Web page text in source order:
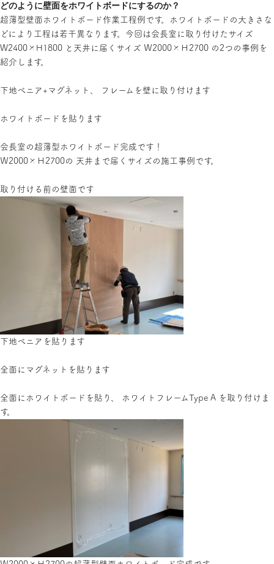
どのように壁面をホワイトボードにするのか？
超薄型壁面ホワイトボード作業工程例です。ホワイトボードの大きさな
どにより工程は若干異なります。今回は会長室に取り付けたサイズ
W2400×H1800 と天井に届くサイズ Ｗ2000×Ｈ2700 の2つの事例を
紹介します。
下地べニア+マグネット、 フレームを壁に取り付けます
ホワイトボードを貼ります
会長室の超薄型ホワイトボード完成です！
Ｗ2000×Ｈ2700の 天井まで届くサイズの施工事例です。
取り付ける前の壁面です
下地べニアを貼ります
全面にマグネットを貼ります
全面にホワイトボードを貼り、 ホワイトフレームType A を取り付けま
す。